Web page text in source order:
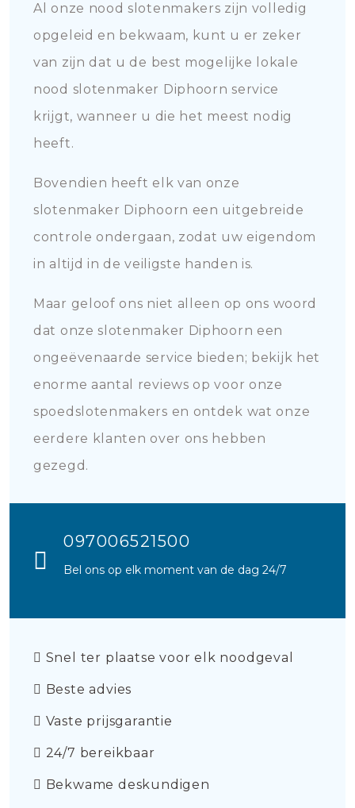
Al onze nood slotenmakers zijn volledig
opgeleid en bekwaam, kunt u er zeker
van zijn dat u de best mogelijke lokale
nood slotenmaker Diphoorn service
krijgt, wanneer u die het meest nodig
heeft.
Bovendien heeft elk van onze
slotenmaker Diphoorn een uitgebreide
controle ondergaan, zodat uw eigendom
in altijd in de veiligste handen is.
Maar geloof ons niet alleen op ons woord
dat onze slotenmaker Diphoorn een
ongeëvenaarde service bieden; bekijk het
enorme aantal reviews op voor onze
spoedslotenmakers en ontdek wat onze
eerdere klanten over ons hebben
gezegd.
097006521500
Bel ons op elk moment van de dag 24/7
Snel ter plaatse voor elk noodgeval
Beste advies
Vaste prijsgarantie
24/7 bereikbaar
Bekwame deskundigen